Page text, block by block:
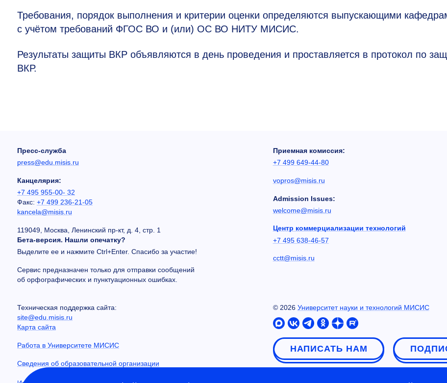
Требования, порядок выполнения и критерии оценки определяются выпускающими
с учётом требований ФГОС ВО и (или) ОС ВО НИТУ МИСИС.
Результаты защиты ВКР объявляются в день проведения и проставляется в протокол по
ВКР.
Пресс-служба
press@edu.misis.ru
Канцелярия:
+7 495 955-00- 32
Факс: +7 499 236-21-05
kancela@misis.ru
119049, Москва, Ленинский пр-кт, д. 4, стр. 1
Бета-версия. Нашли опечатку?
Выделите ее и нажмите Ctrl+Enter. Спасибо за участие!
Сервис предназначен только для отправки сообщений
об орфографических и пунктуационных ошибках.
Приемная комиссия:
+7 499 649-44-80
vopros@misis.ru
Admission Issues:
welcome@misis.ru
Центр коммерциализации технологий
+7 495 638-46-57
cctt@misis.ru
Техническая поддержка сайта:
site@edu.misis.ru
Карта сайта
Работа в Университете МИСИС
Сведения об образовательной организации
© 2026 Университет науки и технологий МИСИС
НАПИСАТЬ НАМ